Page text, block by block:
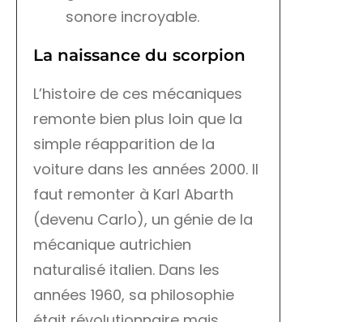
sonore incroyable.
La naissance du scorpion
L’histoire de ces mécaniques
remonte bien plus loin que la
simple réapparition de la
voiture dans les années 2000. Il
faut remonter à Karl Abarth
(devenu Carlo), un génie de la
mécanique autrichien
naturalisé italien. Dans les
années 1960, sa philosophie